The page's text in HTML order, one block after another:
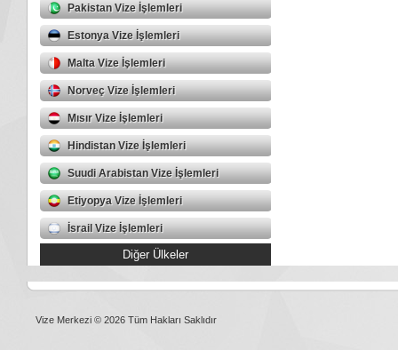
Pakistan Vize İşlemleri
Estonya Vize İşlemleri
Malta Vize İşlemleri
Norveç Vize İşlemleri
Mısır Vize İşlemleri
Hindistan Vize İşlemleri
Suudi Arabistan Vize İşlemleri
Etiyopya Vize İşlemleri
İsrail Vize İşlemleri
Diğer Ülkeler
Vize Merkezi © 2026 Tüm Hakları Saklıdır